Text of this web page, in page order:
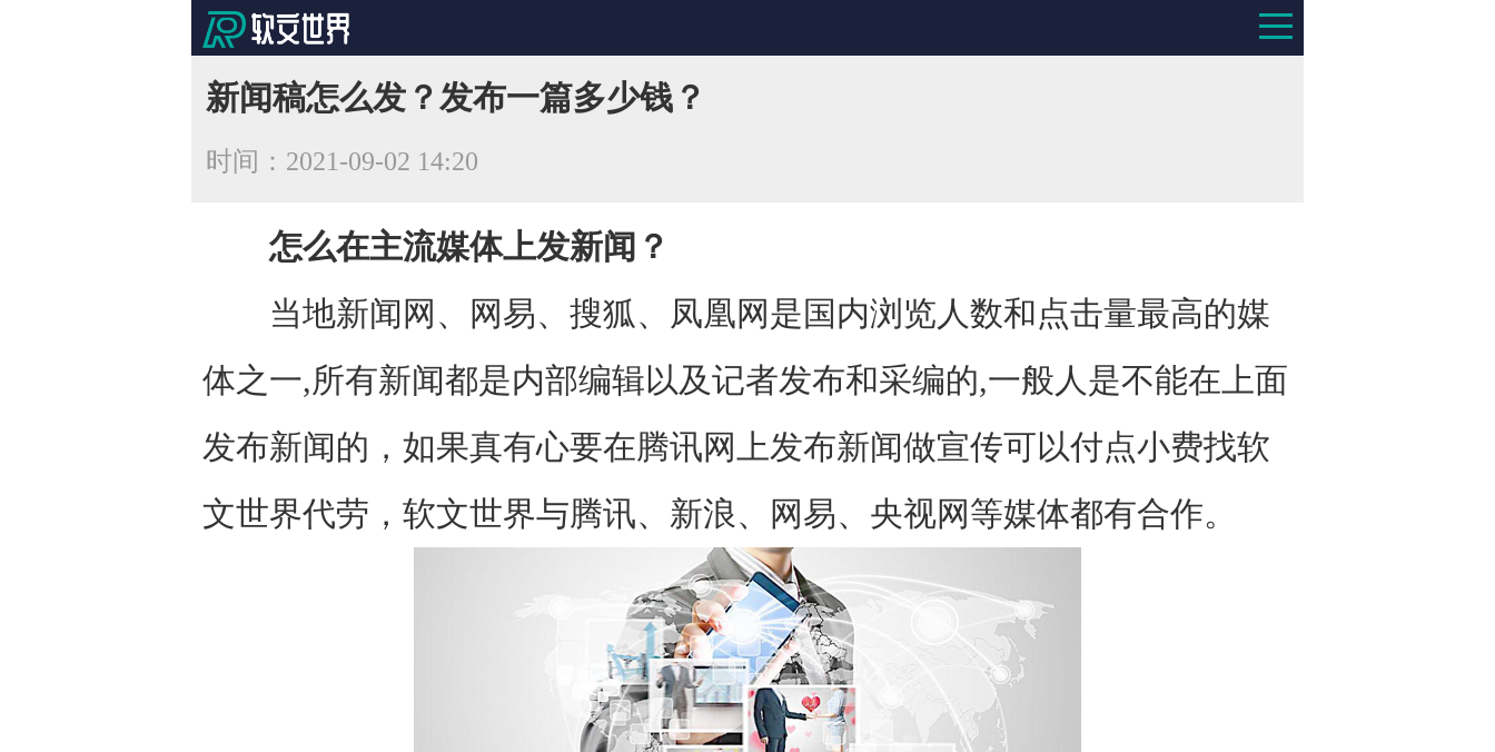
新闻稿怎么发？发布一篇多少钱？
时间： 2021-09-02 14:20
怎么在主流媒体上发新闻？
当地新闻网、网易、搜狐、凤凰网是国内浏览人数和点击量最高的媒
体之一,所有新闻都是内部编辑以及记者发布和采编的,一般人是不能在上面
发布新闻的，如果真有心要在腾讯网上发布新闻做宣传可以付点小费找软
文世界代劳，软文世界与腾讯、新浪、网易、央视网等媒体都有合作。